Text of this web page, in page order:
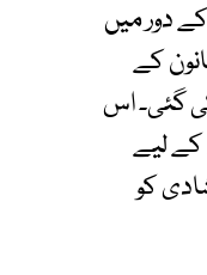
دور میں
کے
گئی۔ اس
کے لیے
کو